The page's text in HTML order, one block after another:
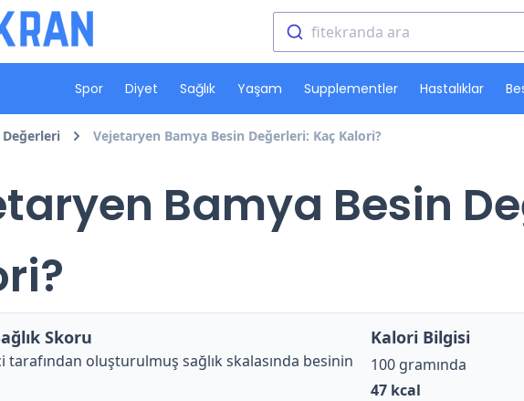
fitekranda ara
Spor Diyet Sağlık Yaşam Supplementler Hastalıklar
Değerleri Vejetaryen Bamya Besin Değerleri: Kaç Kalori?
Bamya Besin
Skoru
tarafından oluşturulmuş sağlık skalasında besinin
Kalori Bilgisi
100 gramında
47 kcal